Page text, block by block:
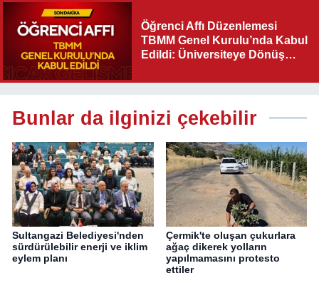
Öğrenci Affı Düzenlemesi
TBMM Genel Kurulu’nda Kabul
Edildi: Üniversiteye Dönüş
Bunlar da ilginizi çekebilir
Sultangazi Belediyesi'nden
sürdürülebilir enerji ve iklim
eylem planı
Çermik'te oluşan çukurlara
ağaç dikerek yolların
yapılmamasını protesto
ettiler